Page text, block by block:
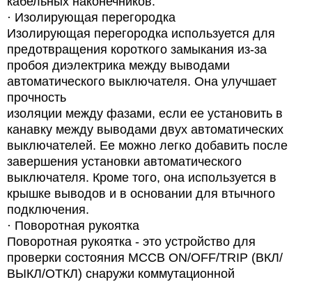
· Изолирующая перегородка
Изолирующая перегородка используется для
предотвращения короткого замыкания из-за
пробоя диэлектрика между выводами
автоматического выключателя. Она улучшает
прочность
изоляции между фазами, если ее установить в
канавку между выводами двух автоматических
выключателей. Ее можно легко добавить после
завершения установки автоматического
выключателя. Кроме того, она используется в
крышке выводов и в основании для втычного
подключения.
· Поворотная рукоятка
Поворотная рукоятка - это устройство для
проверки состояния MCCB ON/OFF/TRIP (ВКЛ/
ВЫКЛ/ОТКЛ) снаружи коммутационной